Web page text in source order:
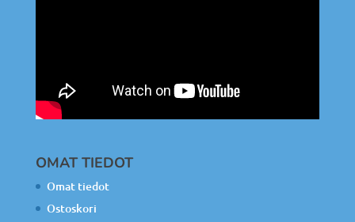
OMAT TIEDOT
Omat tiedot
Ostoskori